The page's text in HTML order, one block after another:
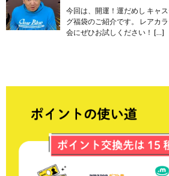
今回は、開運！運だめし キャ
グ福袋のご紹介です。 レアカ
会にぜひお試しください！ […]